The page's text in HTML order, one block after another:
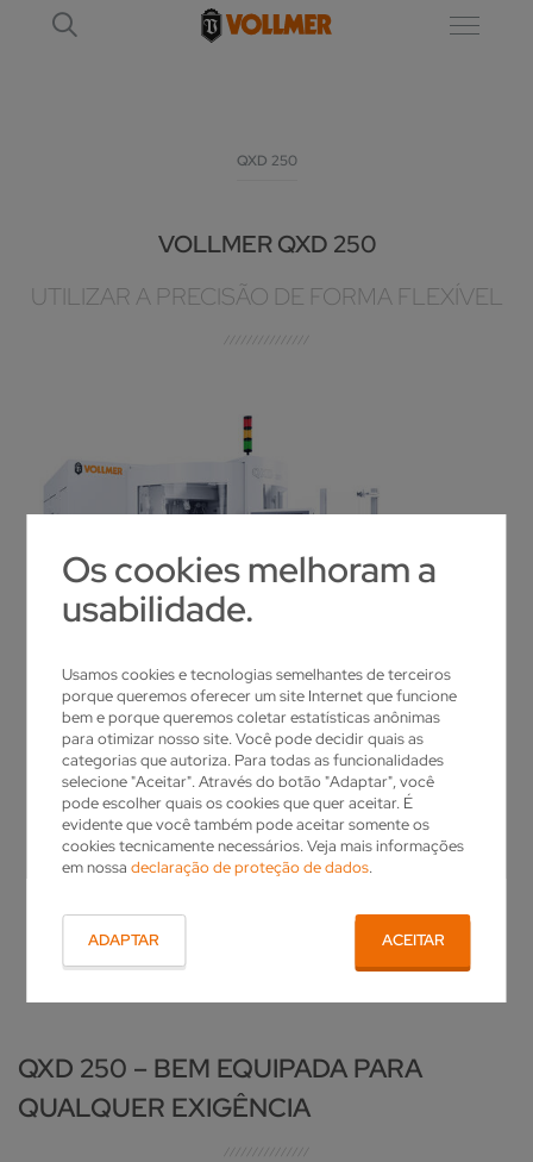
Os cookies melhoram a
usabilidade.
Usamos cookies e tecnologias semelhantes de terceiros
porque queremos oferecer um site Internet que funcione
bem e porque queremos coletar estatísticas anônimas
para otimizar nosso site. Você pode decidir quais as
categorias que autoriza. Para todas as funcionalidades
selecione "Aceitar". Através do botão "Adaptar", você
pode escolher quais os cookies que quer aceitar. É
evidente que você também pode aceitar somente os
cookies tecnicamente necessários. Veja mais informações
em nossadeclaração de proteção de dados.
ADAPTAR ACEITAR
QXD 250
VOLLMER QXD 250
UTILIZAR A PRECISÃO DE FORMA FLEXÍVEL
Vpulse edm
VPULSE EDM
O novo gerador de erosão para a máxima eficiência na
fabricação de ferramentas de PCD
SIMPLES DE OPERAR
SIMPLES DE OPERAR
Ícones concisos e gráficos ilustrativos asseguramuma
objetivos mais facilmente e comeficiência
ELETRODOS E REBOLOS
MAGAZINE COM MUITA FLEXIBILIDADE
Seja para erodir, afiar ou polir - graças ao magazi-ne para
eletrodos rotativos e rebolos abrasivos de até seis
unidades e com diâmetro de ≤ 200 mm, você estará
MAGAZINE DE FERRAMENTAS
O HC 5 oferece espaço e flexibilidade para até 28
ferramentas com ≤ 320 mm de diâmetro, ≤ 250 mm de
QXD 250 – BEM EQUIPADA PARA
QUALQUER EXIGÊNCIA